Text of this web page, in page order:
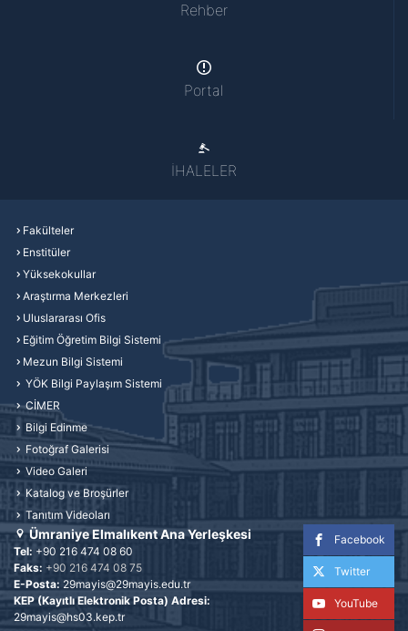
Rehber
Portal
İHALELER
Fakülteler
Enstitüler
Yüksekokullar
Araştırma Merkezleri
Uluslararası Ofis
Eğitim Öğretim Bilgi Sistemi
Mezun Bilgi Sistemi
YÖK Bilgi Paylaşım Sistemi
CİMER
Bilgi Edinme
Fotoğraf Galerisi
Video Galeri
Katalog ve Broşürler
Tanıtım Videoları
Facebook
Twitter
YouTube
Ümraniye Elmalıkent Ana Yerleşkesi
Tel: +90 216 474 08 60
Faks: +90 216 474 08 75
E-Posta: 29mayis@29mayis.edu.tr
KEP (Kayıtlı Elektronik Posta) Adresi:
29mayis@hs03.kep.tr